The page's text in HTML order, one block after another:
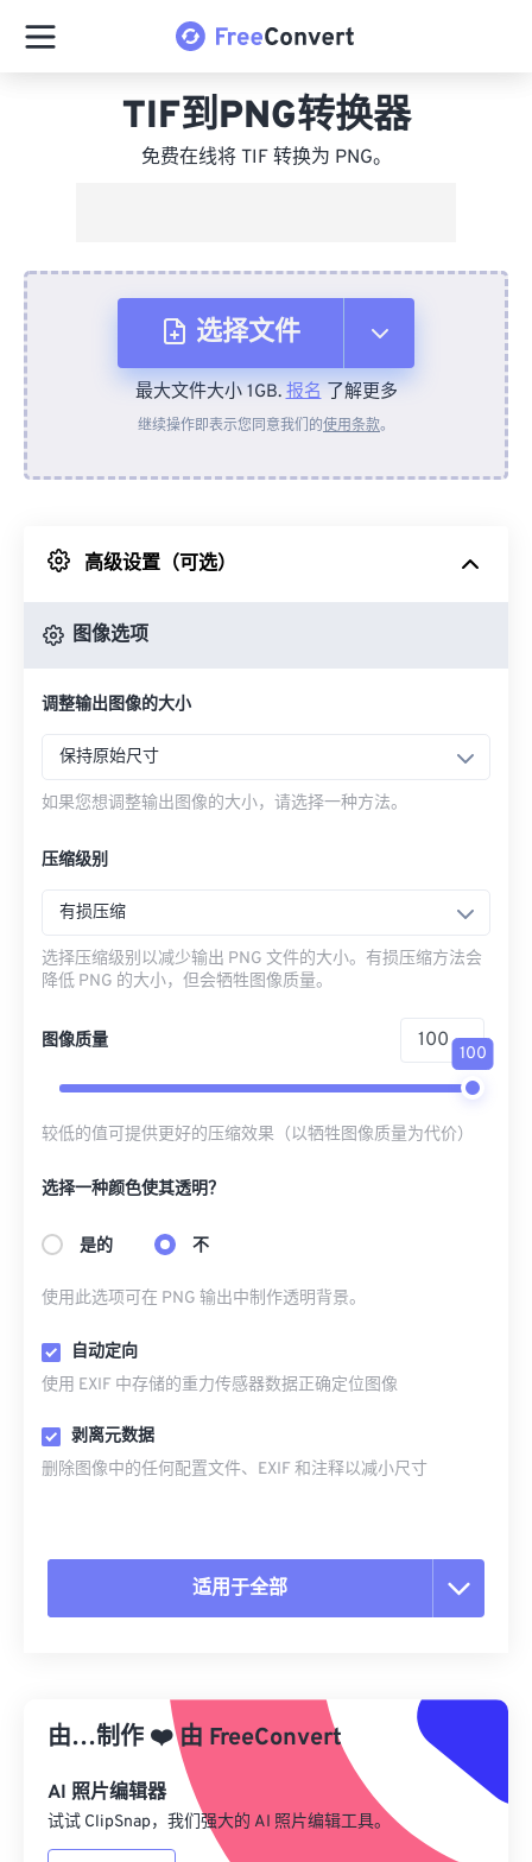
TIF到PNG转换器
免费在线将 TIF 转换为 PNG。
选择文件
从设备
来自 Google Drive
最大文件大小 1GB.报名了解更多
继续操作即表示您同意我们的使用条款。
高级设置（可选）
图像选项
调整输出图像的大小
保持原始尺寸
如果您想调整输出图像的大小，请选择一种方法。
压缩级别
有损压缩
选择压缩级别以减少输出 PNG 文件的大小。有损压缩方法会
降低 PNG 的大小，但会牺牲图像质量。
图像质量
100
较低的值可提供更好的压缩效果（以牺牲图像质量为代价）
选择一种颜色使其透明？
是的 不
使用此选项可在 PNG 输出中制作透明背景。
自动定向
使用 EXIF 中存储的重力传感器数据正确定位图像
剥离元数据
删除图像中的任何配置文件、EXIF 和注释以减小尺寸
适用于全部
从预设应用
另存为预设
由…制作 ❤️由 FreeConvert
AI 照片编辑器
试试 ClipSnap，我们强大的 AI 照片编辑工具。